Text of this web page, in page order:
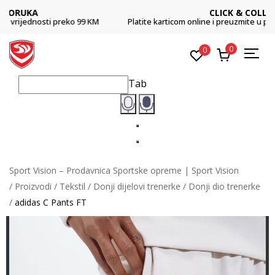
Platite karticom online i preuzmite u prodavnici po vašem izboru
0 0
Tab
Sport Vision – Prodavnica Sportske opreme | Sport Vision
Proizvodi
Tekstil Donji dijelovi trenerke
Donji dio trenerke
adidas C Pants FT